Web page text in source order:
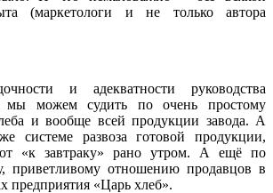
(маркетологи и не только автора
и адекватности руководства
мы можем судить по очень простому
и вообще всей продукции завода. А
системе развоза готовой продукции,
«к завтраку» рано утром. А ещё по
приветливому отношению продавцов в
предприятия «Царь хлеб».